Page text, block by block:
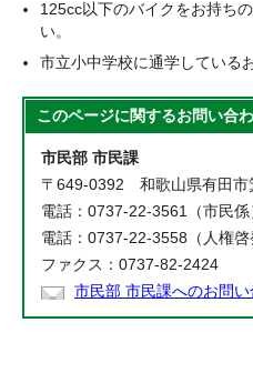
125cc以下のバイクをお持ち
い。
市立小中学校に通学している
このページに関するお問い合
市民部 市民課
〒649-0392 和歌山県有田市
電話：0737-22-3561（市民係
電話：0737-22-3558（人権啓
ファクス：0737-82-2424
市民部 市民課へのお問